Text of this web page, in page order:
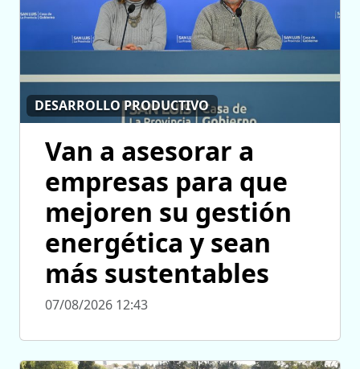
DESARROLLO PRODUCTIVO
Van a asesorar a
empresas para que
mejoren su gestión
energética y sean
más sustentables
07/08/2026 12:43